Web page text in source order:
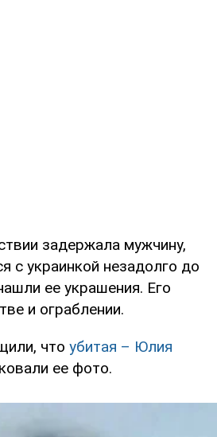
задержала мужчину,
с украинкой незадолго до
ее украшения. Его
и ограблении.
что убитая – Юлия
ее фото.